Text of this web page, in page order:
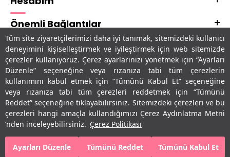
Tüm site ziyaretçilerimizi daha iyi tanımak, sitemizdeki kullanıcı
deneyimini kişiselleştirmek ve iyileştirmek için web sitemizde
çerezler kullanıyoruz. Çerez ayarlarınızı yönetmek için “Ayarları
Düzenle” seçeneğine veya rızanıza tabi tüm çerezlerin
kullanımını kabul etmek için “Tümünü Kabul Et” seçeneğine
veya rızanıza tabi tüm çerezleri reddetmek için “Tümünü
Reddet” seçeneğine tıklayabilirsiniz. Sitemizdeki çerezleri ve bu
çerezleri hangi amaçla kullandığımızı Çerez Aydınlatma Metni
’nden inceleyebilirsiniz. Çerez Politikası
Ayarları Düzenle Tümünü Reddet Tümünü Kabul Et
SEPETE EKLE HEMEN AL
Önemli Bağlantılar
Adres & İletişim
Uygulamalarımız